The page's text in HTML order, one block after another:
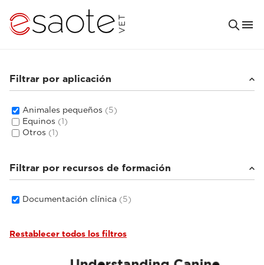
Filtrar por aplicación
Animales pequeños (5)
Equinos (1)
Otros (1)
Filtrar por recursos de formación
Documentación clínica (5)
Restablecer todos los filtros